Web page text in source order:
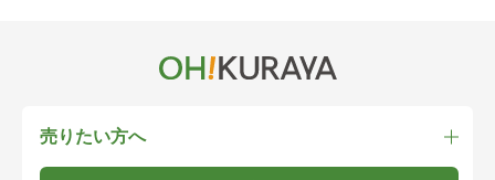
売りたい方へ